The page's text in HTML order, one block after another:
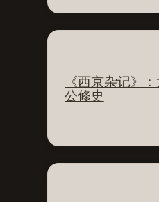
《西京杂记》
公修史